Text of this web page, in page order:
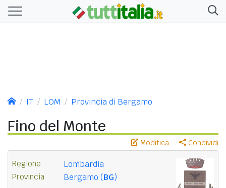
IT LOM Provincia di Bergamo
Fino del Monte
Modifica Condividi
Regione Lombardia
Provincia Bergamo (BG)